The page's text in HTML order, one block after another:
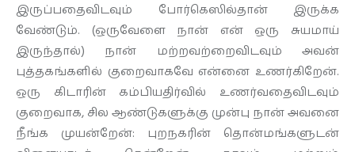
இருப்பதைவிடவும் போர்கெஸில்தான் இருக்க
வேண்டும். (ஒருவேளை நான் என் ஒரு சுயமாய்
இருந்தால்) நான் மற்றவற்றைவிடவும் அவன்
புத்தகங்களில் குறைவாகவே என்னை உணர்கிறேன்.
ஒரு கிடாரின் கம்பியதிர்வில் உணர்வதைவிடவும்
குறைவாக, சில ஆண்டுகளுக்கு முன்பு நான் அவனை
நீங்க முயன்றேன்: புறநகரின் தொன்மங்களுடன்